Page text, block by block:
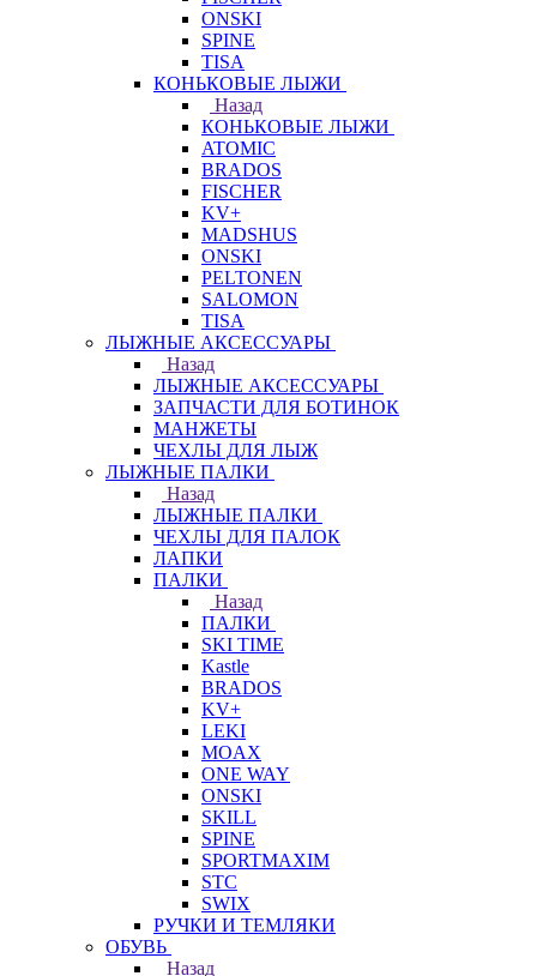
ONSKI
SPINE
TISA
КОНЬКОВЫЕ ЛЫЖИ
Назад
КОНЬКОВЫЕ ЛЫЖИ
ATOMIC
BRADOS
FISCHER
KV+
MADSHUS
ONSKI
PELTONEN
SALOMON
TISA
ЛЫЖНЫЕ АКСЕССУАРЫ
Назад
ЛЫЖНЫЕ АКСЕССУАРЫ
ЗАПЧАСТИ ДЛЯ БОТИНОК
МАНЖЕТЫ
ЧЕХЛЫ ДЛЯ ЛЫЖ
ЛЫЖНЫЕ ПАЛКИ
Назад
ЛЫЖНЫЕ ПАЛКИ
ЧЕХЛЫ ДЛЯ ПАЛОК
ЛАПКИ
ПАЛКИ
Назад
ПАЛКИ
SKI TIME
Kastle
BRADOS
KV+
LEKI
MOAX
ONE WAY
ONSKI
SKILL
SPINE
SPORTMAXIM
STC
SWIX
РУЧКИ И ТЕМЛЯКИ
ОБУВЬ
Назад